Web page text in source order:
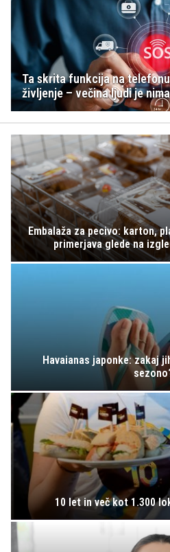
Ta skrita funkcija na
življenje – večina ljudi je
Embalaža za pecivo: karton,
primerjava glede na
Havaianas japonke: zakaj
10 let in več kot 1.300